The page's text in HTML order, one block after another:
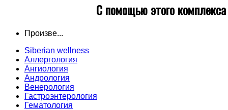
С помощью этого
Произве...
Siberian wellness
Аллергология
Ангиология
Андрология
Венерология
Гастроэнтерология
Гематология